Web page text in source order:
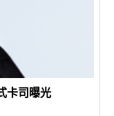
卡司曝光